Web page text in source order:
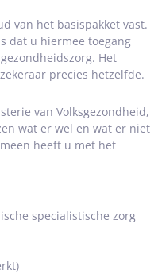
van het basispakket vast.
dat u hiermee toegang
Het
precies hetzelfde.
van Volksgezondheid,
wat er wel en wat er niet
heeft u met het
specialistische zorg